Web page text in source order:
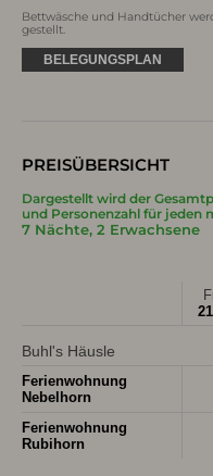
Bettwäsche und Handtücher
gestellt.
BELEGUNGSPLAN
PREISÜBERSICHT
Dargestellt wird der
und Personenzahl für jeden
7 Nächte, 2 Erwachsene
Buhl's Häusle
Ferienwohnung
Nebelhorn
Ferienwohnung
Rubihorn